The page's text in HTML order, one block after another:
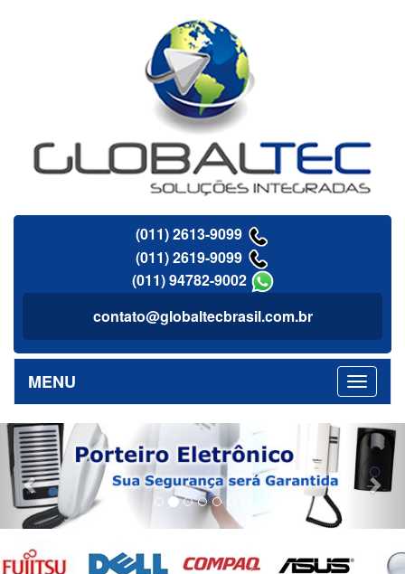
(011) 2613-9099
(011) 2619-9099
(011) 94782-9002
contato@globaltecbrasil.com.br
MENU
Previous